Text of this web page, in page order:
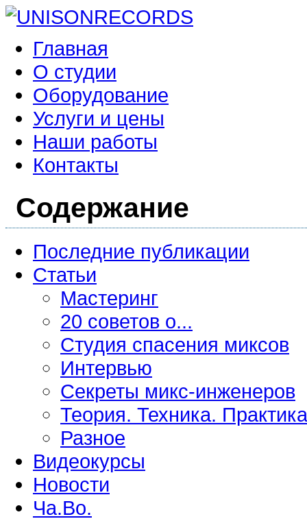
Главная
О студии
Оборудование
Услуги и цены
Наши работы
Контакты
Содержание
Последние публикации
Статьи
Мастеринг
20 советов о...
Студия спасения миксов
Интервью
Секреты микс-инженеров
Теория. Техника.
Разное
Видеокурсы
Новости
Ча.Во.